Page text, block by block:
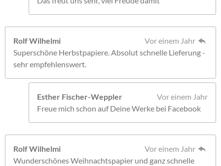
Rolf Wilhelmi
Vor einem Jahr
Superschöne Herbstpapiere. Absolut schnelle Lieferung -
sehr empfehlenswert.
Esther Fischer-Weppler
Vor einem Jahr
Freue mich schon auf Deine Werke bei Facebook
Rolf Wilhelmi
Vor einem Jahr
Wunderschönes Weihnachtspapier und ganz schnelle